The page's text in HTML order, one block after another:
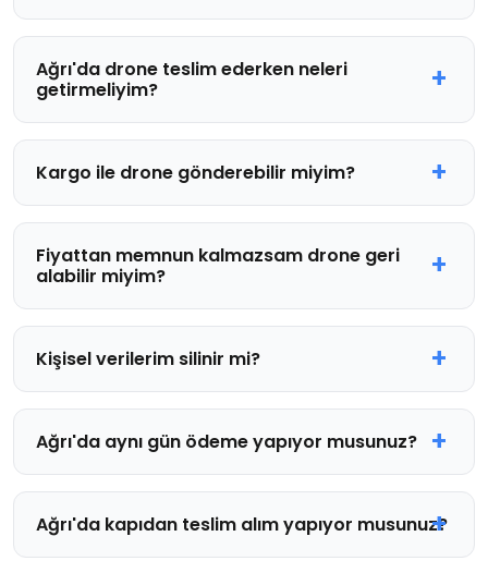
Ağrı'da drone teslim ederken neleri
getirmeliyim?
Kargo ile drone gönderebilir miyim?
Fiyattan memnun kalmazsam drone geri
alabilir miyim?
Kişisel verilerim silinir mi?
Ağrı'da aynı gün ödeme yapıyor musunuz?
Ağrı'da kapıdan teslim alım yapıyor musunuz?